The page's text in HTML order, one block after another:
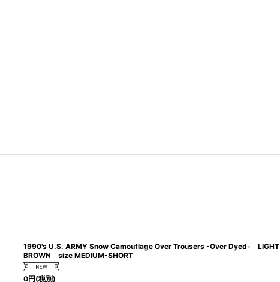
1990's U.S. ARMY Snow Camouflage Over Trousers -Over Dyed- LIGHT
BROWN size MEDIUM-SHORT
0円(税別)